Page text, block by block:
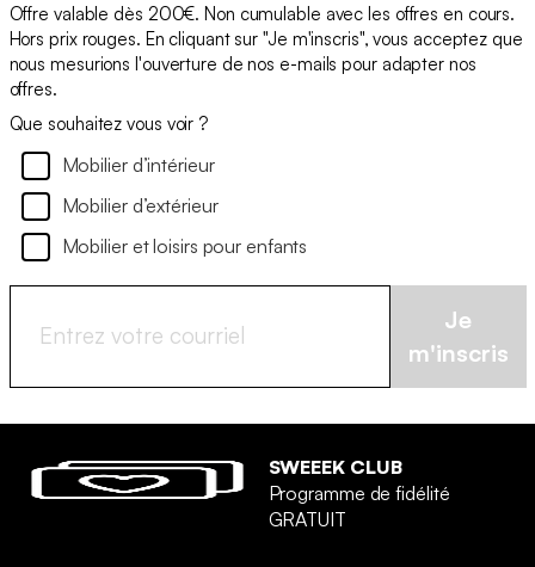
Offre valable dès 200€. Non cumulable avec les offres en cours.
Hors prix rouges. En cliquant sur "Je m'inscris", vous acceptez que
nous mesurions l'ouverture de nos e-mails pour adapter nos
offres.
Que souhaitez vous voir ?
Mobilier d’intérieur
Mobilier d’extérieur
Mobilier et loisirs pour enfants
Je
m'inscris
SWEEEK CLUB
Programme de fidélité
GRATUIT